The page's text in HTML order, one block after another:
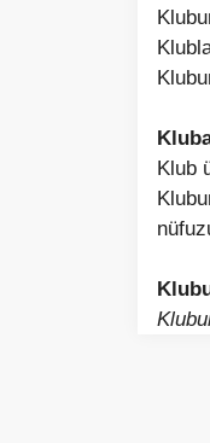
Klub